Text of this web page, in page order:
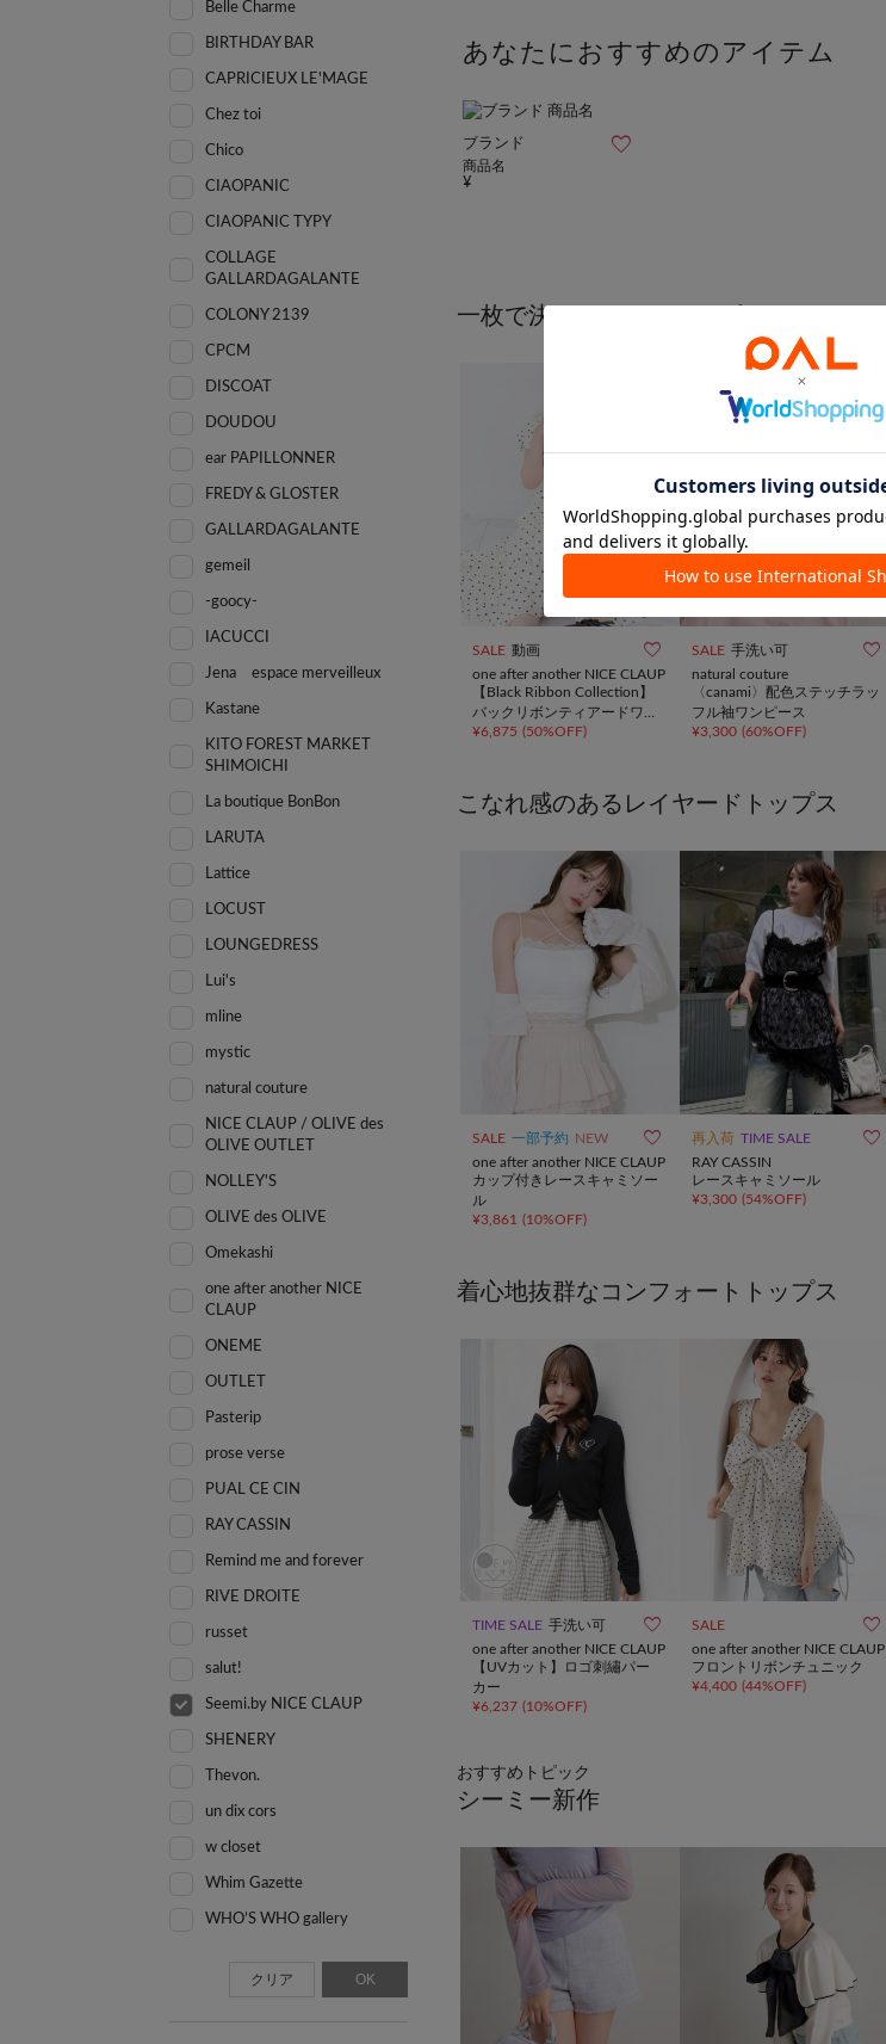
あなたにおすすめのアイテム
ブランド
商品名
一枚で決まるこなれワンピース
SALE 動画 
one after another NICE CLAUP
【Black Ribbon Collection】
バックリボンティアードワン
ピ
¥6,875 (50%OFF)
SALE 手洗い可 
natural couture
〈canami〉配色ステッチラッ
フル袖ワンピース
¥3,300 (60%OFF)
こなれ感のあるレイヤードトップス
SALE 一部予約 NEW 
one after another NICE CLAUP
カップ付きレースキャミソー
ル
¥3,861 (10%OFF)
再入荷 TIME SALE 
RAY CASSIN
レースキャミソール
¥3,300 (54%OFF)
着心地抜群なコンフォートトップス
TIME SALE 手洗い可 
one after another NICE CLAUP
【UVカット】ロゴ刺繡パー
カー
¥6,237 (10%OFF)
SALE 
one after another NICE CLAUP
フロントリボンチュニック
¥4,400 (44%OFF)
おすすめトピック
シーミー新作
Belle Charme
BIRTHDAY BAR
CAPRICIEUX LE'MAGE
Chez toi
Chico
CIAOPANIC
CIAOPANIC TYPY
COLLAGE
GALLARDAGALANTE
COLONY 2139
CPCM
DISCOAT
DOUDOU
ear PAPILLONNER
FREDY & GLOSTER
GALLARDAGALANTE
gemeil
-goocy-
IACUCCI
Jena espace merveilleux
Kastane
KITO FOREST MARKET
SHIMOICHI
La boutique BonBon
LARUTA
Lattice
LOCUST
LOUNGEDRESS
Lui's
mline
mystic
natural couture
NICE CLAUP / OLIVE des
OLIVE OUTLET
NOLLEY'S
OLIVE des OLIVE
Omekashi
one after another NICE
CLAUP
ONEME
OUTLET
Pasterip
prose verse
PUAL CE CIN
RAY CASSIN
Remind me and forever
RIVE DROITE
russet
salut!
Seemi.by NICE CLAUP
SHENERY
Thevon.
un dix cors
w closet
Whim Gazette
WHO’S WHO gallery
クリア OK